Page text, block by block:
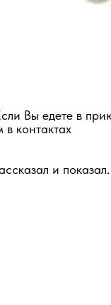
Вы едете в
контактах
и